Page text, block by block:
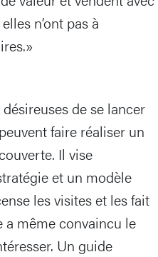
n’ont pas à
de se lancer
faire réaliser un
Il vise
et un modèle
les visites et les fait
a même convaincu le
Un guide